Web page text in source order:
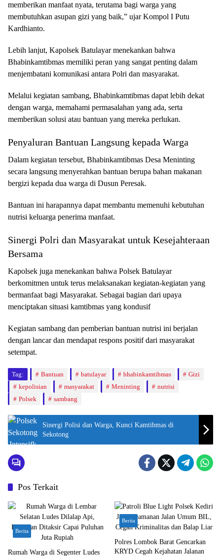
memberikan manfaat nyata, terutama bagi warga yang
membutuhkan asupan gizi yang baik,” ujar Kompol I Putu
Kardhianto.
Lebih lanjut, Kapolsek Batulayar menekankan bahwa
Bhabinkamtibmas memiliki peran yang sangat penting dalam
menjembatani komunikasi antara Polri dan masyarakat.
Melalui kegiatan sambang, Bhabinkamtibmas dapat lebih dekat
dengan warga, memahami permasalahan yang ada, serta
memberikan solusi atau bantuan yang mereka perlukan.
Penyaluran Bantuan Langsung kepada Warga
Dalam kegiatan tersebut, Bhabinkamtibmas Desa Meninting
secara langsung menyerahkan bantuan berupa bahan makanan
bergizi kepada dua warga di Dusun Peresak.
Bantuan ini harapannya dapat membantu memenuhi kebutuhan
nutrisi keluarga penerima manfaat.
Sinergi Polri dan Masyarakat untuk Kesejahteraan
Bersama
Kapolsek juga menekankan bahwa Polsek Batulayar
berkomitmen untuk terus melaksanakan kegiatan-kegiatan yang
bermanfaat bagi Masyarakat. Sebagai bagian dari upaya
menciptakan situasi kamtibmas yang kondusif
Kegiatan sambang dan pemberian bantuan nutrisi ini berjalan
dengan lancar dan mendapat respons positif dari masyarakat
setempat.
Tag: Bantuan batulayar bhabinkamtibmas
Gizi
kepolisian
masyarakat Meninting
nutrisi
Polsek
sambang
Sinergi Polisi dan Warga, Kunci Kamtibmas di
Sekotong
Pos Terkait
Berita
Rumah Warga di Segenter Ludes
Berita
Polres Lombok Barat Gencarkan
KRYD Cegah Kejahatan Jalanan